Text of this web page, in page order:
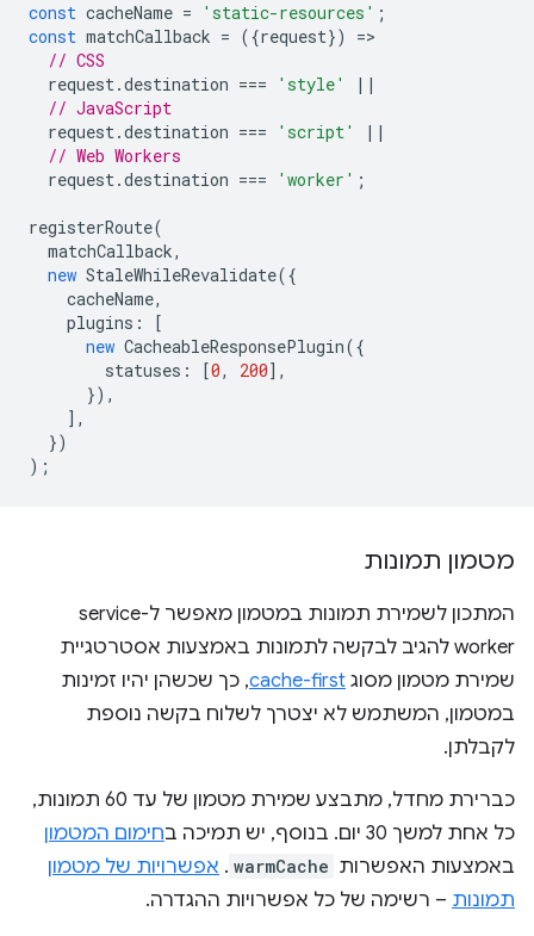
const cacheName = 'static-resources' ;
const matchCallback = ({request}) =
// CSS
request.destination === 'style'
||
// JavaScript
request.destination === 'script'
||
// Web Workers
request.destination === 'worker' ;
registerRoute(
matchCallback,
new StaleWhileRevalidate({
cacheName,
plugins :
[
new CacheableResponsePlugin({
statuses : [0, 200],
}),
],
})
);
מטמון תמונות
המתכון לשמירת תמונות במטמון מאפשר ל-service
worker להגיב לבקשה לתמונות באמצעות אסטרטגיית
שמירת מטמון מסוג cache-first, כך שכשהן יהיו זמינות
במטמון, המשתמש לא יצטרך לשלוח בקשה נוספת
לקבלתן.
כברירת מחדל, מתבצע שמירת מטמון של עד 60 תמונות,
כל אחת למשך 30 יום. בנוסף, יש תמיכה ב
חימום המטמון
באמצעות האפשרות warmCache
. אפשרויות של מטמון
תמונות – רשימה של כל אפשרויות ההגדרה.